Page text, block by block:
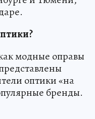
модные оправы
оптики «на
бренды.